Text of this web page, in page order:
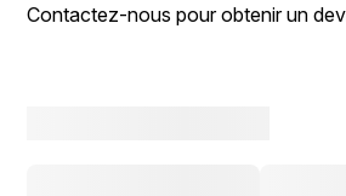
Contactez-nous pour obtenir un